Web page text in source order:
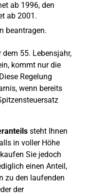
ab 1996, den
ab 2001.
beantragen.
dem 55. Lebensjahr,
kommt nur die
Regelung
wenn bereits
steht Ihnen
in voller Höhe
Sie jedoch
einen Anteil,
zu den laufenden
der